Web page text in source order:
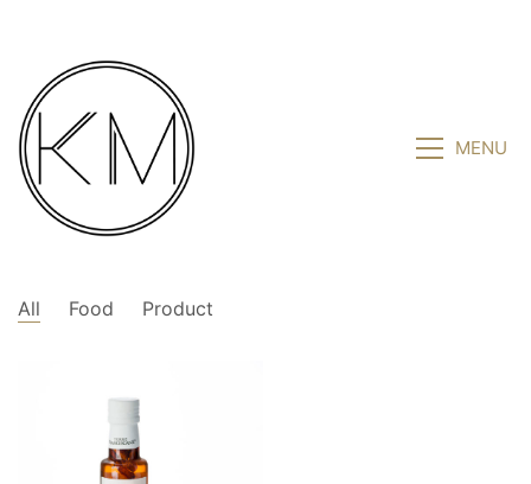
MENU
All Food Product